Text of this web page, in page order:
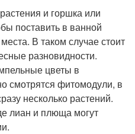
и горшка или
поставить в ванной
В таком случае стоит
разновидности.
цветы в
смотрятся фитомодули, в
несколько растений.
лиан и плюща могут